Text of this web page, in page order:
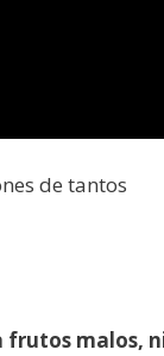
de tantos
frutos malos,